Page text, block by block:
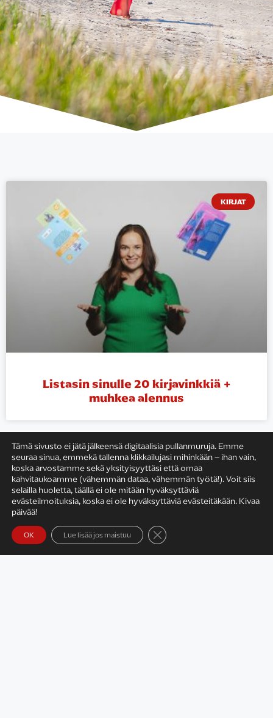
KIRJAT
Listasin sinulle 20 kirjavinkkiä +
muhkea alennus
KIRJAILIJAN TYÖ
Tämä sivusto ei jätä jälkeensä digitaalisia pullanmuruja. Emme
seuraa sinua, emmekä tallenna klikkailujasi mihinkään – ihan vain,
koska arvostamme sekä yksityisyyttäsi että omaa
kahvitaukoamme (vähemmän dataa, vähemmän työtä!). Voit siis
selailla huoletta, täällä ei ole mitään hyväksyttäviä
evästeilmoituksia, koska ei ole hyväksyttäviä evästeitäkään. Kivaa
päivää!
OK Lue lisää jos maistuu Sulje evästebanneri